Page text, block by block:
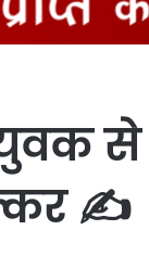
से
✍️